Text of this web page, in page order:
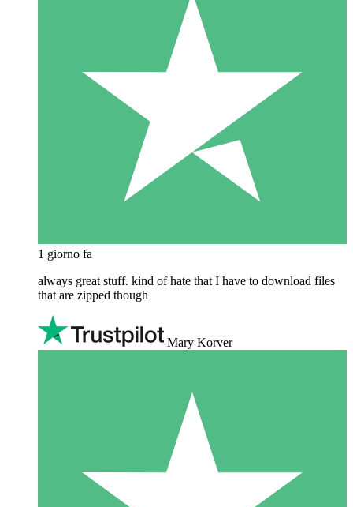
1 giorno fa
always great stuff. kind of hate that I have to download files
that are zipped though
Mary Korver